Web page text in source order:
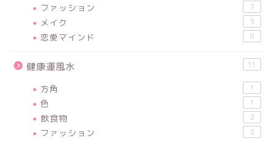
ファッション 7
メイク 3
恋愛マインド 8
健康運風水 11
方角 1
色 1
飲食物 2
ファッション 2